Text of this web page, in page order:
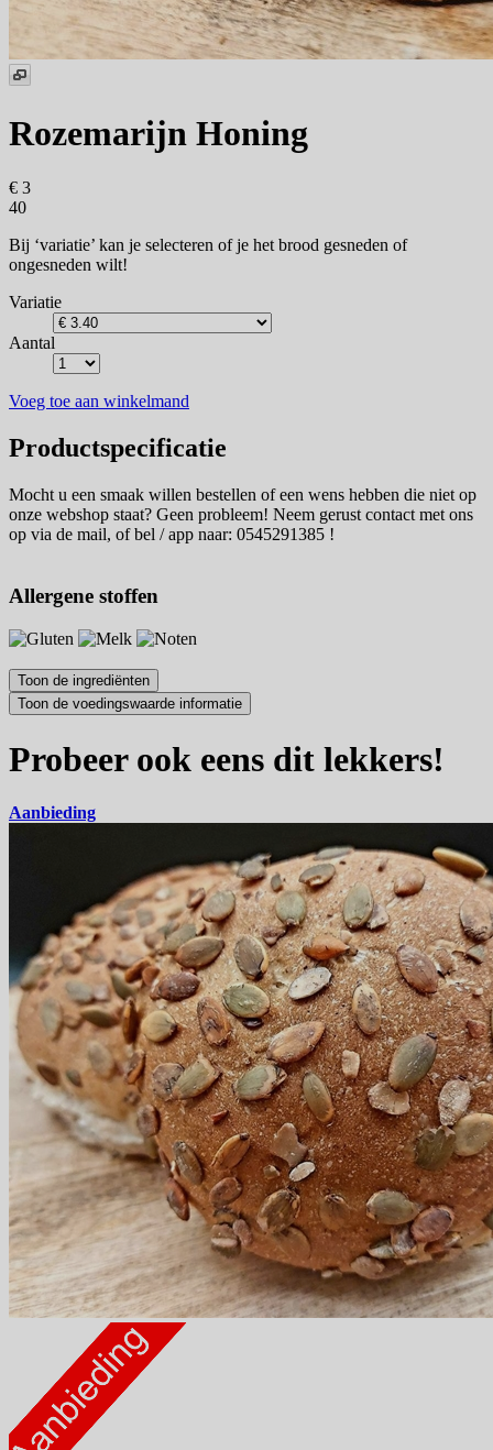
Rozemarijn Honing
€ 3
40
Bij ‘variatie’ kan je selecteren of je het brood gesneden of
ongesneden wilt!
Variatie
Aantal
Voeg toe aan winkelmand
Productspecificatie
Mocht u een smaak willen bestellen of een wens hebben die niet op
onze webshop staat? Geen probleem! Neem gerust contact met ons
op via de mail, of bel / app naar: 0545291385 !
Allergene stoffen
Probeer ook eens dit lekkers!
Aanbieding